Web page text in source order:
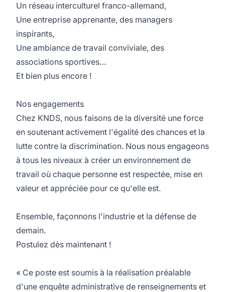
Un réseau interculturel franco-allemand,
Une entreprise apprenante, des managers
inspirants,
Une ambiance de travail conviviale, des
associations sportives…
Et bien plus encore !
Nos engagements
Chez KNDS, nous faisons de la diversité une force
en soutenant activement l'égalité des chances et la
lutte contre la discrimination. Nous nous engageons
à tous les niveaux à créer un environnement de
travail où chaque personne est respectée, mise en
valeur et appréciée pour ce qu'elle est.
Ensemble, façonnons l'industrie et la défense de
demain.
Postulez dès maintenant !
« Ce poste est soumis à la réalisation préalable
d'une enquête administrative de renseignements et